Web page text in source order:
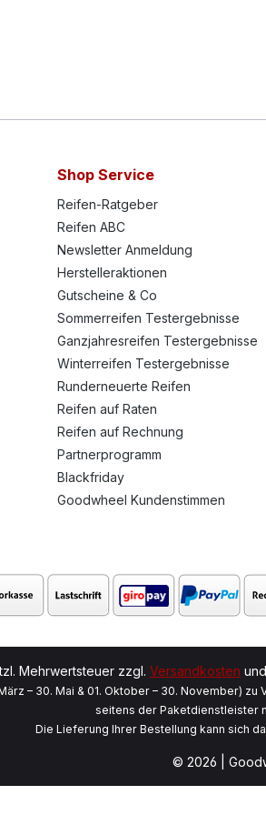
Shop Service
Reifen-Ratgeber
Reifen ABC
Newsletter Anmeldung
Herstelleraktionen
Gutscheine & Co
Sommerreifen Testergebnisse
Ganzjahresreifen Testergebnisse
Winterreifen Testergebnisse
Runderneuerte Reifen
Reifen auf Raten
Reifen auf Rechnung
Partnerprogramm
Blackfriday
Goodwheel Kundenstimmen
Mehrwertsteuer zzgl. Versandkosten
– 30. Mai & 01. Oktober – 30. November)
seitens der Paketdienstleister
Die Lieferung Ihrer Bestellung kann sich
© 2026 |